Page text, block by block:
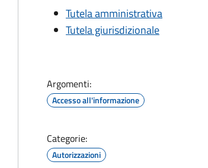
Tutela amministrativa
Tutela giurisdizionale
Argomenti:
Accesso all'informazione
Categorie:
Autorizzazioni